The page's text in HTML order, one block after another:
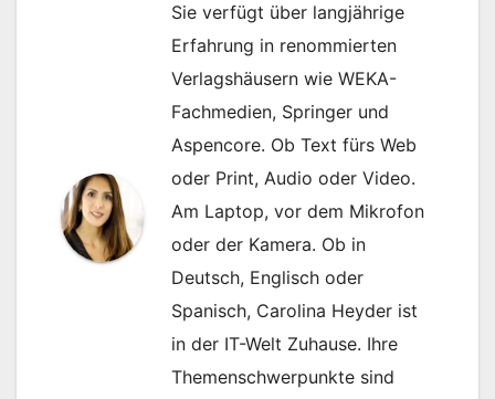
Sie verfügt über langjährige
Erfahrung in renommierten
Verlagshäusern wie WEKA-
Fachmedien, Springer und
Aspencore. Ob Text fürs Web
oder Print, Audio oder Video.
Am Laptop, vor dem Mikrofon
oder der Kamera. Ob in
Deutsch, Englisch oder
Spanisch, Carolina Heyder ist
in der IT-Welt Zuhause. Ihre
Themenschwerpunkte sind